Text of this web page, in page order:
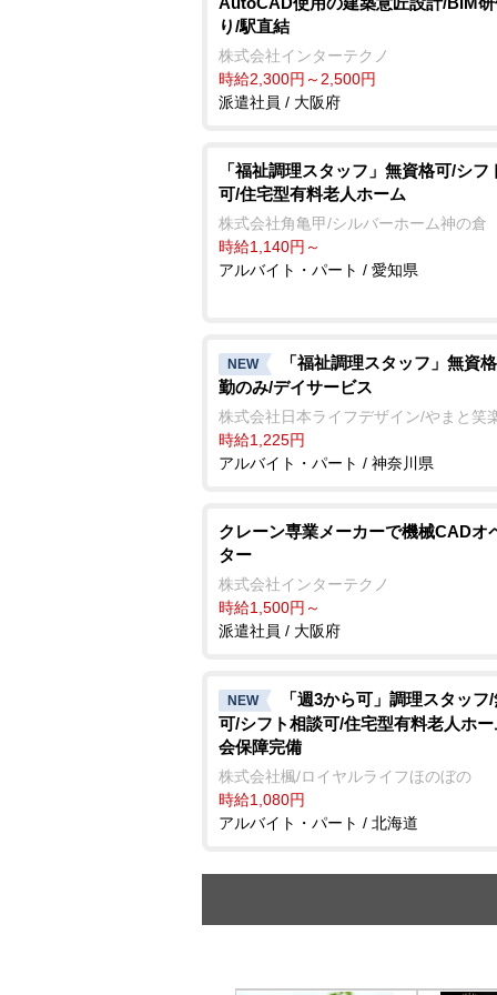
り/駅直結
株式会社インターテクノ
時給2,300円～2,500円
派遣社員 / 大阪府
「福祉調理スタッフ」無資格可/シフ
可/住宅型有料老人ホーム
株式会社角亀甲/シルバーホーム神の倉
時給1,140円～
アルバイト・パート / 愛知県
NEW
「福祉調理スタッフ」無資
勤のみ/デイサービス
株式会社日本ライフデザイン/やまと笑
時給1,225円
アルバイト・パート / 神奈川県
クレーン専業メーカーで機械CADオ
ター
株式会社インターテクノ
時給1,500円～
派遣社員 / 大阪府
NEW
「週3から可」調理スタッフ
可/シフト相談可/住宅型有料老人ホ
会保障完備
株式会社楓/ロイヤルライフほのぼの
時給1,080円
アルバイト・パート / 北海道